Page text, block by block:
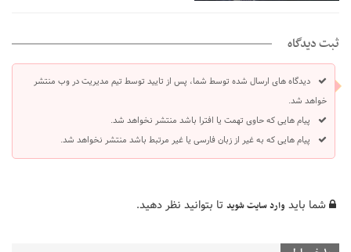
ثبت دیدگاه
دیدگاه های ارسال شده توسط شما، پس از تایید توسط تیم مدیریت در وب منتشر
خواهد شد.
پیام هایی که حاوی تهمت یا افترا باشد منتشر نخواهد شد.
پیام هایی که به غیر از زبان فارسی یا غیر مرتبط باشد منتشر نخواهد شد.
شما باید وارد سایت شوید تا بتوانید نظر دهید.